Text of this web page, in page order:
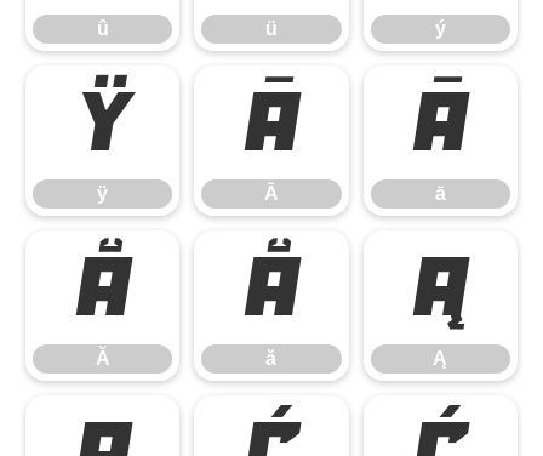
û ü ý
ÿ
ÿ
Ā
Ā
ā
ā
Ă
Ă
ă
ă
Ą
Ą